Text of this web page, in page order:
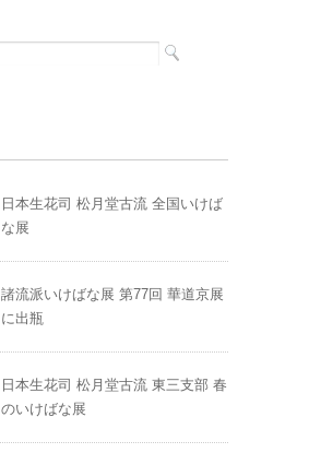
日本生花司 松月堂古流 全国いけば
な展
諸流派いけばな展 第77回 華道京展
に出瓶
日本生花司 松月堂古流 東三支部 春
のいけばな展